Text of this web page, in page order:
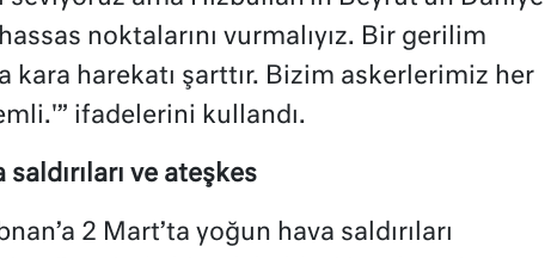
noktalarını vurmalıyız. Bir gerilim
kara harekatı şarttır. Bizim askerlerimiz her
ifadelerini kullandı.
saldırıları ve ateşkes
2 Mart’ta yoğun hava saldırıları